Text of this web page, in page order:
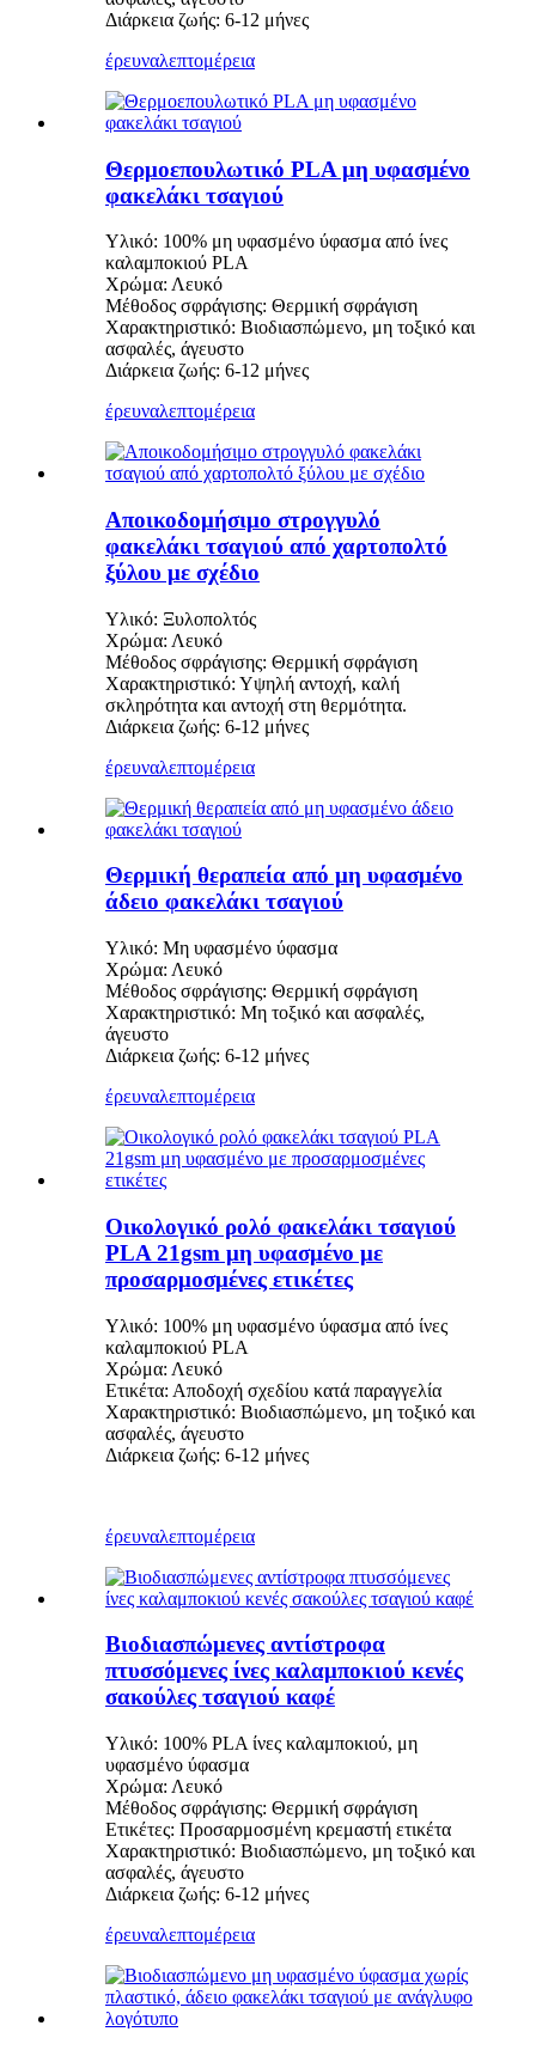
Διάρκεια ζωής: 6-12 μήνες
έρευναλεπτομέρεια
Θερμοεπουλωτικό PLA μη υφασμένο
φακελάκι τσαγιού
Υλικό: 100% μη υφασμένο ύφασμα από ίνες
καλαμποκιού PLA
Χρώμα: Λευκό
Μέθοδος σφράγισης: Θερμική σφράγιση
Χαρακτηριστικό: Βιοδιασπώμενο, μη τοξικό και
ασφαλές, άγευστο
Διάρκεια ζωής: 6-12 μήνες
έρευναλεπτομέρεια
Αποικοδομήσιμο στρογγυλό
φακελάκι τσαγιού από χαρτοπολτό
ξύλου με σχέδιο
Υλικό: Ξυλοπολτός
Χρώμα: Λευκό
Μέθοδος σφράγισης: Θερμική σφράγιση
Χαρακτηριστικό: Υψηλή αντοχή, καλή
σκληρότητα και αντοχή στη θερμότητα.
Διάρκεια ζωής: 6-12 μήνες
έρευναλεπτομέρεια
Θερμική θεραπεία από μη υφασμένο
άδειο φακελάκι τσαγιού
Υλικό: Μη υφασμένο ύφασμα
Χρώμα: Λευκό
Μέθοδος σφράγισης: Θερμική σφράγιση
Χαρακτηριστικό: Μη τοξικό και ασφαλές,
άγευστο
Διάρκεια ζωής: 6-12 μήνες
έρευναλεπτομέρεια
Οικολογικό ρολό φακελάκι τσαγιού
PLA 21gsm μη υφασμένο με
προσαρμοσμένες ετικέτες
Υλικό: 100% μη υφασμένο ύφασμα από ίνες
καλαμποκιού PLA
Χρώμα: Λευκό
Ετικέτα: Αποδοχή σχεδίου κατά παραγγελία
Χαρακτηριστικό: Βιοδιασπώμενο, μη τοξικό και
ασφαλές, άγευστο
Διάρκεια ζωής: 6-12 μήνες
έρευναλεπτομέρεια
Βιοδιασπώμενες αντίστροφα
πτυσσόμενες ίνες καλαμποκιού κενές
σακούλες τσαγιού καφέ
Υλικό: 100% PLA ίνες καλαμποκιού, μη
υφασμένο ύφασμα
Χρώμα: Λευκό
Μέθοδος σφράγισης: Θερμική σφράγιση
Ετικέτες: Προσαρμοσμένη κρεμαστή ετικέτα
Χαρακτηριστικό: Βιοδιασπώμενο, μη τοξικό και
ασφαλές, άγευστο
Διάρκεια ζωής: 6-12 μήνες
έρευναλεπτομέρεια